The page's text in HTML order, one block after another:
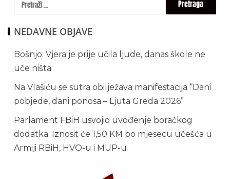
NEDAVNE OBJAVE
Bošnjo: Vjera je prije učila ljude, danas škole ne
uče ništa
Na Vlašiću se sutra obilježava manifestacija “Dani
pobjede, dani ponosa – Ljuta Greda 2026”
Parlament FBiH usvojio uvođenje boračkog
dodatka: Iznosit će 1,50 KM po mjesecu učešća u
Armiji RBiH, HVO-u i MUP-u